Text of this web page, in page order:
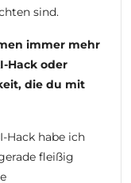
sind.
immer mehr
Hack oder
die du mit
Hack habe ich
fleißig